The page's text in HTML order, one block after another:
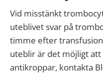
Vid misstänkt
uteblivet svar på
timme efter
uteblir är det möjligt
antikroppar, kontakta